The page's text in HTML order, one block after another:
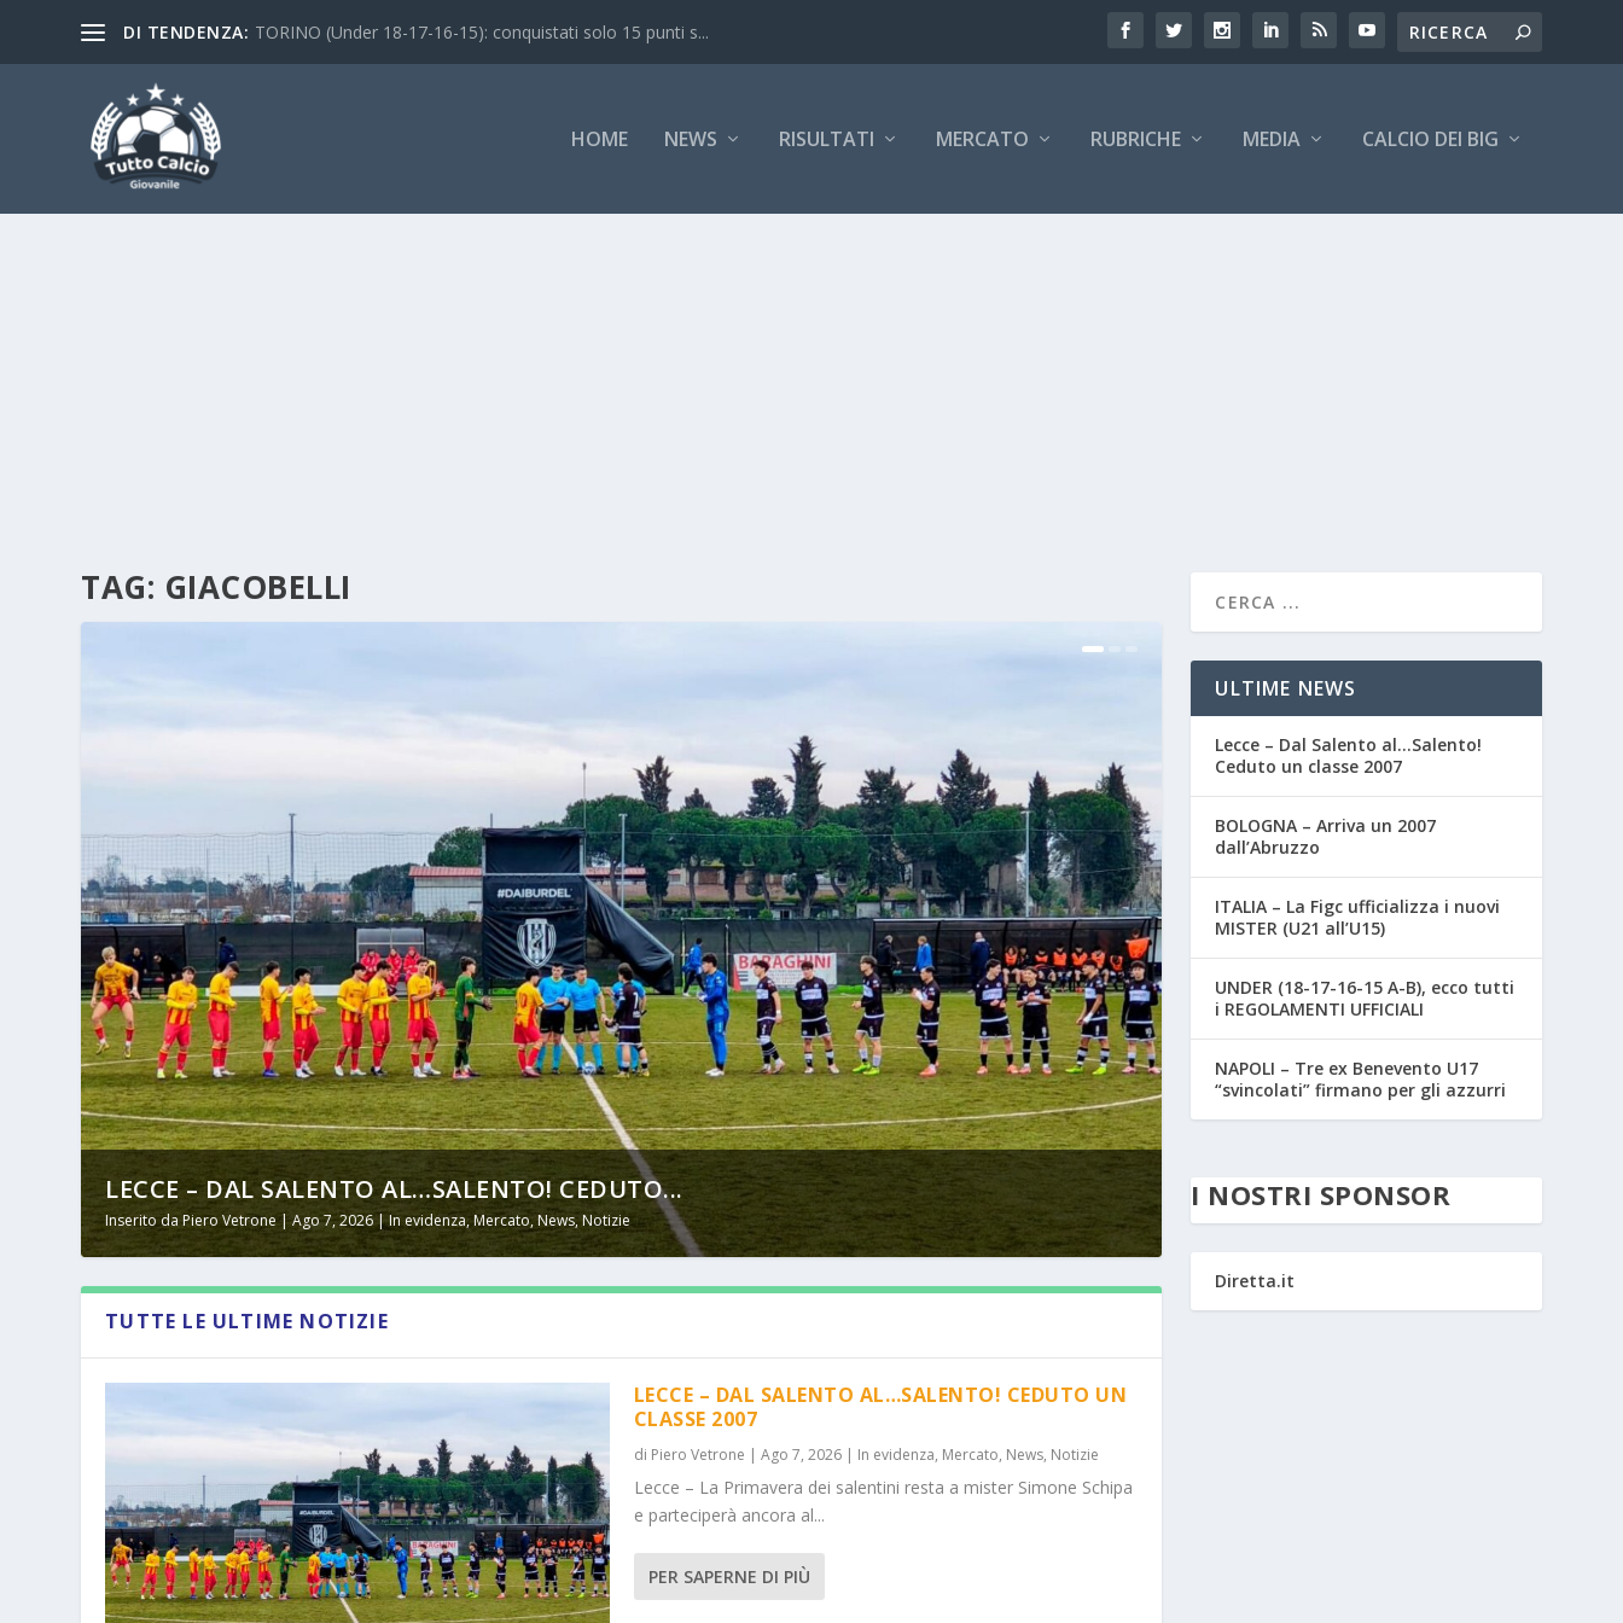
DI TENDENZA: TORINO (Under 18-17-16-15): conquistati solo 15 punti s...
HOME NEWS RISULTATI MERCATO RUBRICHE MEDIA CALCIO DEI BIG
TAG: GIACOBELLI
LECCE – DAL SALENTO AL…SALENTO! CEDUTO...
Inserito daPiero Vetrone|Ago 7, 2026|In evidenza,Mercato,News,Notizie
TUTTE LE ULTIME NOTIZIE
LECCE – DAL SALENTO AL…SALENTO! CEDUTO UN
CLASSE 2007
di Piero Vetrone | Ago 7, 2026| In evidenza, Mercato, News, Notizie
Lecce – La Primavera dei salentini resta a mister Simone Schipa
e parteciperà ancora al...
PER SAPERNE DI PIÙ
ULTIME NEWS
Lecce – Dal Salento al…Salento!
Ceduto un classe 2007
BOLOGNA – Arriva un 2007
dall’Abruzzo
ITALIA – La Figc ufficializza i nuovi
MISTER (U21 all’U15)
UNDER (18-17-16-15 A-B), ecco tutti
i REGOLAMENTI UFFICIALI
NAPOLI – Tre ex Benevento U17
“svincolati” firmano per gli azzurri
I NOSTRI SPONSOR
Diretta.it